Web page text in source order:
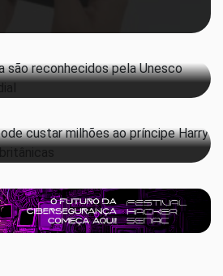
são reconhecidos pela
Mundial
custar milhões ao príncipe
britânicas